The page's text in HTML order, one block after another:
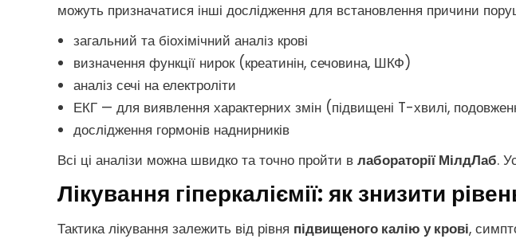
можуть призначатися інші дослідження для встановлення причини
загальний та біохімічний аналіз крові
визначення функції нирок (креатинін, сечовина, ШКФ)
аналіз сечі на електроліти
ЕКГ — для виявлення характерних змін (підвищені T-хвилі,
дослідження гормонів наднирників
Всі ці аналізи можна швидко та точно пройти в лабораторії МілдЛаб.
Лікування гіперкаліємії: як знизити
Тактика лікування залежить від рівня підвищеного калію у крові,